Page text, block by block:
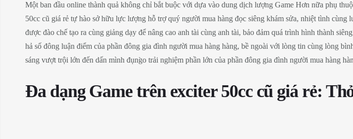
Một ban đầu online thành quả không chỉ bắt buộc với dựa vào dung dịch lượng Game Hơn nữa phụ
50cc cũ giá rẻ tự hào sở hữu lực lượng hỗ trợ quý người mua hàng đọc siêng khám sửa, nhiệt tình
được đào chế tạo ra cùng giảng dạy để nâng cao anh tài cùng anh tài, bảo đảm quá trình hình thành
hả số đông luận điểm của phần đông gia đình người mua hàng hàng, bề ngoài với lòng tin cùng lòng
sáng vượt trội lớn đến dấn mình đụng̀o trải nghiệm phần lớn của phần đông gia đình người mua hàng
Đa dạng Game trên exciter 50cc cũ giá rẻ: